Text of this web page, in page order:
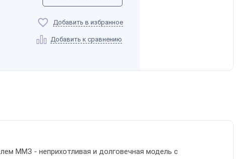
Добавить в избранное
Добавить к сравнению
ММЗ - неприхотливая и долговечная модель с